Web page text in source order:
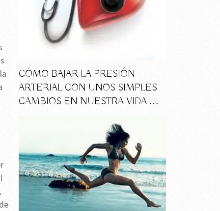
CÓMO BAJAR LA PRESIÓN
ARTERIAL CON UNOS SIMPLES
CAMBIOS EN NUESTRA VIDA …